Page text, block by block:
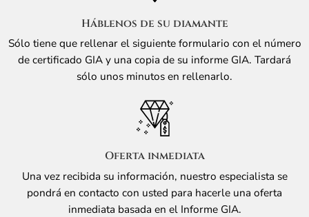
Háblenos de su diamante
Sólo tiene que rellenar el siguiente formulario con el número
de certificado GIA y una copia de su informe GIA. Tardará
sólo unos minutos en rellenarlo.
Oferta inmediata
Una vez recibida su información, nuestro especialista se
pondrá en contacto con usted para hacerle una oferta
inmediata basada en el Informe GIA.